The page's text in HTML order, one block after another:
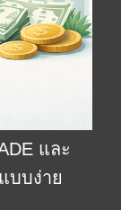
และ
บบง่าย